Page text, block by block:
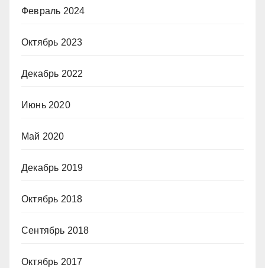
Февраль 2024
Октябрь 2023
Декабрь 2022
Июнь 2020
Май 2020
Декабрь 2019
Октябрь 2018
Сентябрь 2018
Октябрь 2017